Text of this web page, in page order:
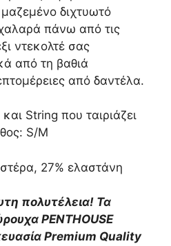
διχτυωτό
πάνω από τις
ντεκολτέ σας
από τη βαθιά
από δαντέλα.
String που ταιριάζει
S/M
27% ελαστάνη
πολυτέλεια! Τα
PENTHOUSE
Premium Quality